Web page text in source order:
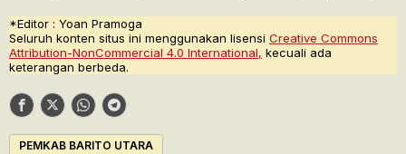
*Editor : Yoan Pramoga
Seluruh konten situs ini menggunakan lisensi Creative Commons
Attribution-NonCommercial 4.0 International, kecuali ada
keterangan berbeda.
PEMKAB BARITO UTARA